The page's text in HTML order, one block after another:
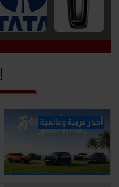
أخبار عربية وعالمية